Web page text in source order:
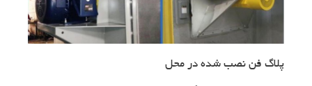
پلاگ فن نصب شده در محل